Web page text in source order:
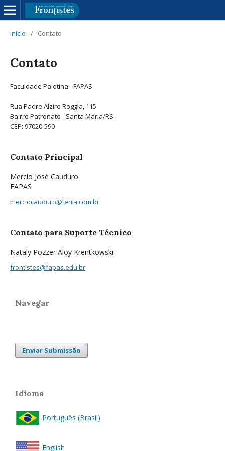
Início / Contato
Contato
Faculdade Palotina - FAPAS
Rua Padre Alziro Roggia, 115
Bairro Patronato - Santa Maria/RS
CEP: 97020-590
Contato Principal
Mercio José Cauduro
FAPAS
merciocauduro@terra.com.br
Contato para Suporte Técnico
Nataly Pozzer Aloy Krentkowski
frontistes@fapas.edu.br
Navegar
Enviar Submissão
Idioma
Português (Brasil)
English